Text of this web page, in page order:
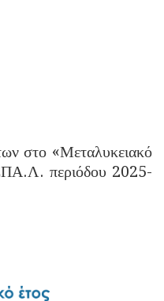
στο «Μεταλυκειακό
περιόδου 2025-